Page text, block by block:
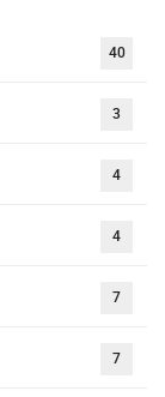
40
3
4
4
7
7